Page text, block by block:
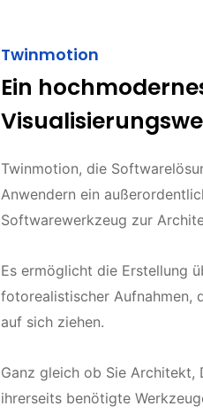
Twinmotion
Ein
Twinmotion, die
Anwendern ein
Softwarewerkzeug zur
Es ermöglicht die Erstellung
fotorealistischer Aufnahmen,
auf sich ziehen.
Ganz gleich ob Sie
ihrerseits benötigte